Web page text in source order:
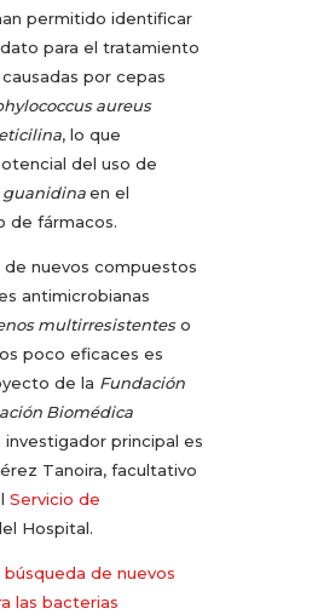
permitido identificar
para el tratamiento
por cepas
aureus
, lo que
del uso de
guanidinaen el
de fármacos.
de nuevos compuestos
antimicrobianas
multirresistenteso
poco eficaces es
de la Fundación
Biomédica
investigador principal es
Tanoira, facultativo
Servicio de
Hospital.
búsqueda de nuevos
las bacterias